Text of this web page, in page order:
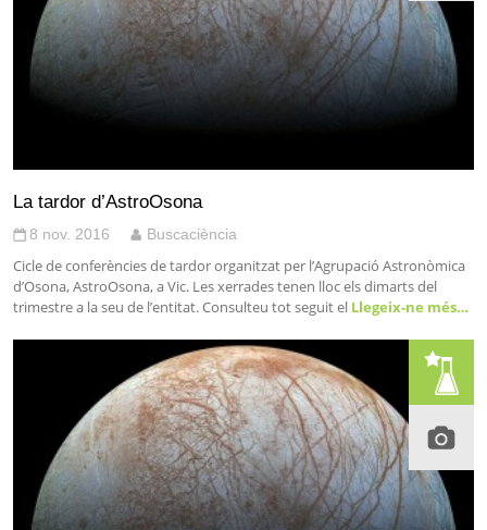
La tardor d’AstroOsona
8 nov. 2016 Buscaciència
Cicle de conferències de tardor organitzat per l’Agrupació Astronòmica
d’Osona, AstroOsona, a Vic. Les xerrades tenen lloc els dimarts del
trimestre a la seu de l’entitat. Consulteu tot seguit el Llegeix-ne més…